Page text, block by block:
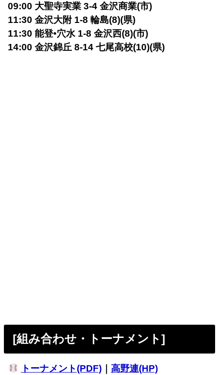
09:00 大聖寺実業 3-4 金沢商業(市)
11:30 金沢大附 1-8 輪島(8)(県)
11:30 能登•穴水 1-8 金沢西(8)(市)
14:00 金沢錦丘 8-14 七尾高校(10)(県)
[組み合わせ・トーナメント]
トーナメント(PDF)｜ 高野連(HP)